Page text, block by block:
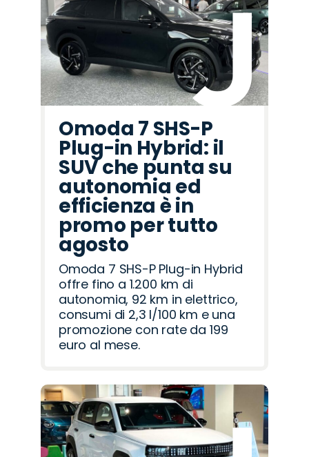
Omoda 7 SHS-P
Plug-in Hybrid: il
SUV che punta su
autonomia ed
efficienza è in
promo per tutto
agosto
Omoda 7 SHS-P Plug-in Hybrid
offre fino a 1.200 km di
autonomia, 92 km in elettrico,
consumi di 2,3 l/100 km e una
promozione con rate da 199
euro al mese.